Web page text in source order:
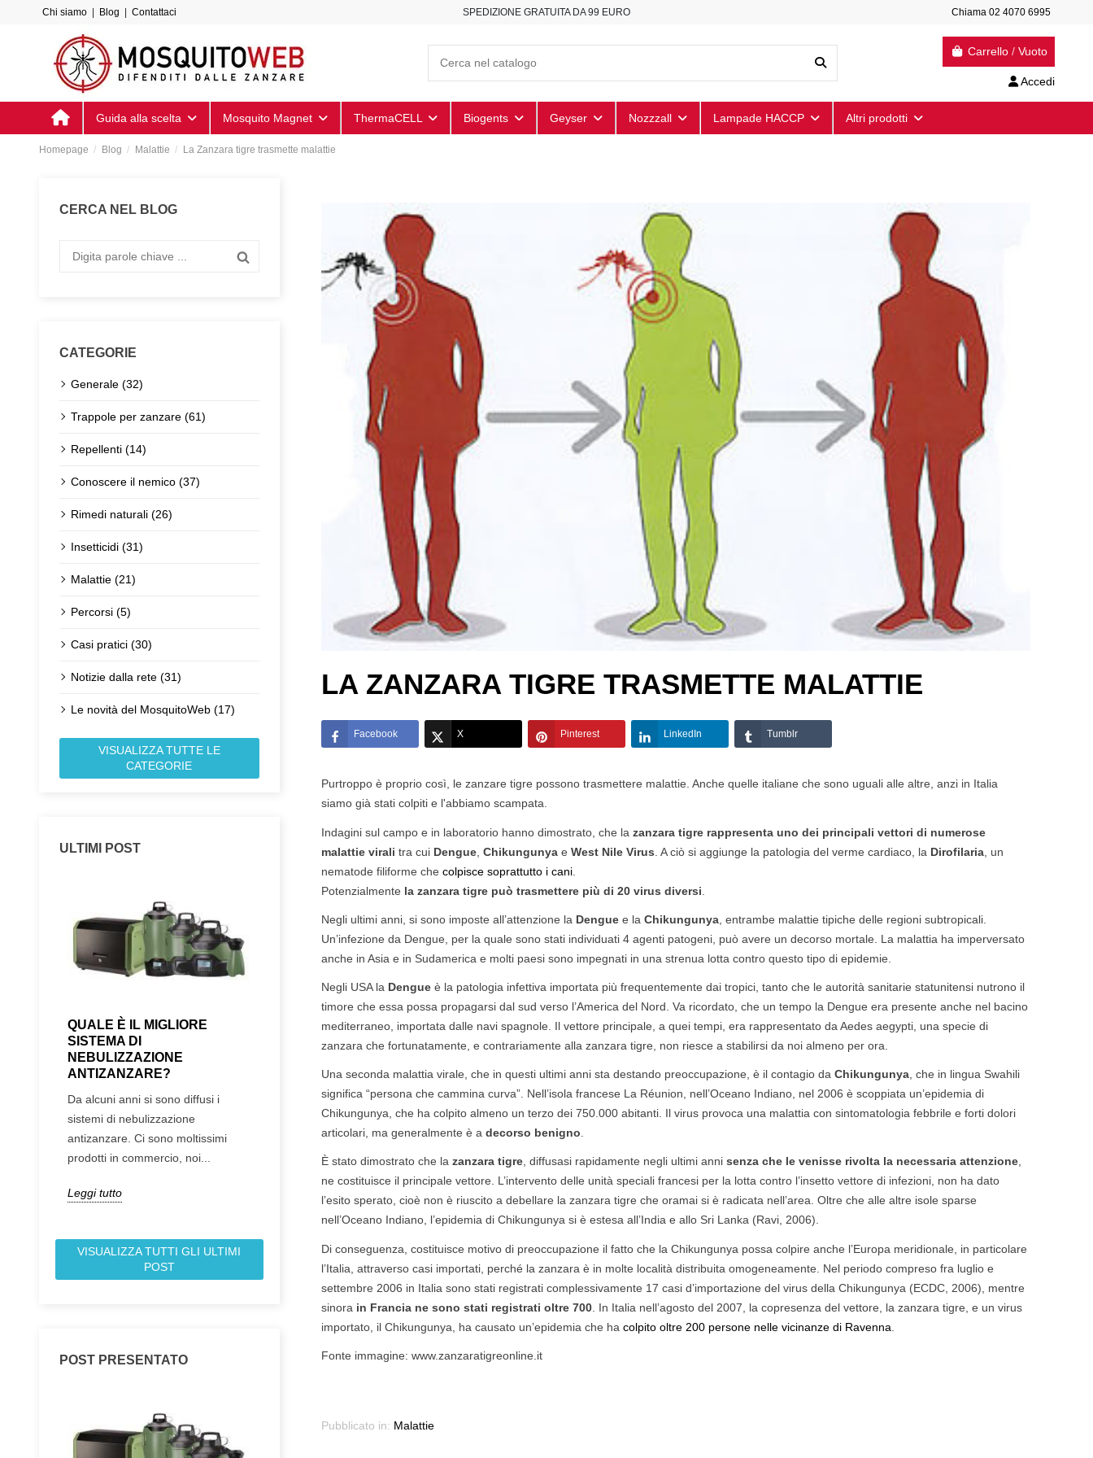
Chi siamo Blog Contattaci SPEDIZIONE GRATUITA DA 99 EURO Chiama 02 4070 6995
Carrello / Vuoto
Accedi
Guida alla scelta Mosquito Magnet ThermaCELL Biogents Geyser Nozzzall Lampade HACCP Altri prodotti
Homepage Blog Malattie La Zanzara tigre trasmette malattie
CERCA NEL BLOG
CATEGORIE
Generale (32)
Trappole per zanzare (61)
Repellenti (14)
Conoscere il nemico (37)
Rimedi naturali (26)
Insetticidi (31)
Malattie (21)
Percorsi (5)
Casi pratici (30)
Notizie dalla rete (31)
Le novità del MosquitoWeb (17)
VISUALIZZA TUTTE LE
CATEGORIE
ULTIMI POST
QUALE È IL MIGLIORE
SISTEMA DI
NEBULIZZAZIONE
ANTIZANZARE?
Da alcuni anni si sono diffusi i
sistemi di nebulizzazione
antizanzare. Ci sono moltissimi
prodotti in commercio, noi...
Leggi tutto
IL MOSQUITOFORUM VA
DEFINITIVAMENTE IN
forum, da cui tutto è partito. Un
piccolo pezzo di storia che se ne
Leggi tutto
DECORSO PUNTURE
ZANZARE TIGRE NEI
Ecco come si presentano le
Leggi tutto
SCOVARE E UCCIDERE
ZANZARE IN UNA CAMERA
Come è possibile che durante il
giorno non si vedono zanzare in
casa e solo alla notte ronzano nelle
Leggi tutto
DA DOVE ENTRANO LE
Come fanno le zanzare ad entrare
in casa anche con le zanzariere?
Leggi tutto
VISUALIZZA TUTTI GLI ULTIMI
POST
POST PRESENTATO
LA ZANZARA TIGRE TRASMETTE MALATTIE
Facebook X Pinterest LinkedIn Tumblr
Purtroppo è proprio così, le zanzare tigre possono trasmettere malattie. Anche quelle italiane che sono uguali alle altre, anzi in Italia
siamo già stati colpiti e l'abbiamo scampata.
Indagini sul campo e in laboratorio hanno dimostrato, che la zanzara tigre rappresenta uno dei principali vettori di numerose
malattie virali tra cui Dengue Chikungunya e West Nile Virus . A ciò si aggiunge la patologia del verme cardiaco, la Dirofilaria , un
nematode filiforme che colpisce soprattutto i cani
Potenzialmente la zanzara tigre può trasmettere più di 20 virus diversi
Negli ultimi anni, si sono imposte all’attenzione la Dengue e la Chikungunya , entrambe malattie tipiche delle regioni subtropicali.
Un’infezione da Dengue, per la quale sono stati individuati 4 agenti patogeni, può avere un decorso mortale. La malattia ha imperversato
anche in Asia e in Sudamerica e molti paesi sono impegnati in una strenua lotta contro questo tipo di epidemie.
Negli USA la Dengue è la patologia infettiva importata più frequentemente dai tropici, tanto che le autorità sanitarie statunitensi nutrono il
timore che essa possa propagarsi dal sud verso l’America del Nord. Va ricordato, che un tempo la Dengue era presente anche nel bacino
mediterraneo, importata dalle navi spagnole. Il vettore principale, a quei tempi, era rappresentato da Aedes aegypti, una specie di
zanzara che fortunatamente, e contrariamente alla zanzara tigre, non riesce a stabilirsi da noi almeno per ora.
Una seconda malattia virale, che in questi ultimi anni sta destando preoccupazione, è il contagio da Chikungunya, che in lingua Swahili
significa “persona che cammina curva”. Nell’isola francese La Réunion, nell’Oceano Indiano, nel 2006 è scoppiata un’epidemia di
Chikungunya, che ha colpito almeno un terzo dei 750.000 abitanti. Il virus provoca una malattia con sintomatologia febbrile e forti dolori
articolari, ma generalmente è a decorso benigno.
È stato dimostrato che la zanzara tigre, diffusasi rapidamente negli ultimi anni senza che le venisse rivolta la necessaria attenzione,
ne costituisce il principale vettore. L’intervento delle unità speciali francesi per la lotta contro l’insetto vettore di infezioni, non ha dato
l’esito sperato, cioè non è riuscito a debellare la zanzara tigre che oramai si è radicata nell’area. Oltre che alle altre isole sparse
nell’Oceano Indiano, l’epidemia di Chikungunya si è estesa all’India e allo Sri Lanka (Ravi, 2006).
Di conseguenza, costituisce motivo di preoccupazione il fatto che la Chikungunya possa colpire anche l’Europa meridionale, in particolare
l’Italia, attraverso casi importati, perché la zanzara è in molte località distribuita omogeneamente. Nel periodo compreso fra luglio e
settembre 2006 in Italia sono stati registrati complessivamente 17 casi d’importazione del virus della Chikungunya (ECDC, 2006), mentre
sinora in Francia ne sono stati registrati oltre 700 . In Italia nell’agosto del 2007, la copresenza del vettore, la zanzara tigre, e un virus
importato, il Chikungunya, ha causato un’epidemia che ha colpito oltre 200 persone nelle vicinanze di Ravenna
Fonte immagine: www.zanzaratigreonline.it
Pubblicato in: Malattie